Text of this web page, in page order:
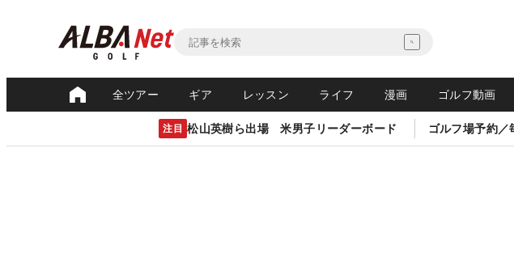
全ツアー ギア レッスン ライフ 漫画 ゴルフ動画
注目 松山英樹ら出場 米男子リーダーボード ゴルフ場予約